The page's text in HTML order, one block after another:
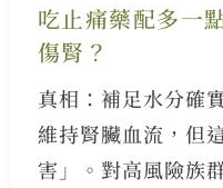
吃止痛藥配多一
傷腎？
真相：補足水分確
維持腎臟血流，但
害」。對高風險族